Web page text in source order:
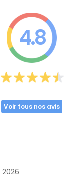
4.8
Voir tous nos avis
2026